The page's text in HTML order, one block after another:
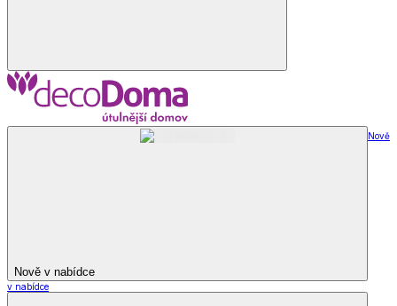
Nově v nabídce
Nově
v nabídce